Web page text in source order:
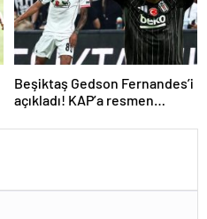
Beşiktaş Gedson Fernandes’i
açıkladı! KAP’a resmen